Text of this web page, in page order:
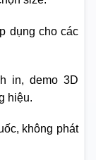
dụng cho các
in, demo 3D
hiệu.
không phát